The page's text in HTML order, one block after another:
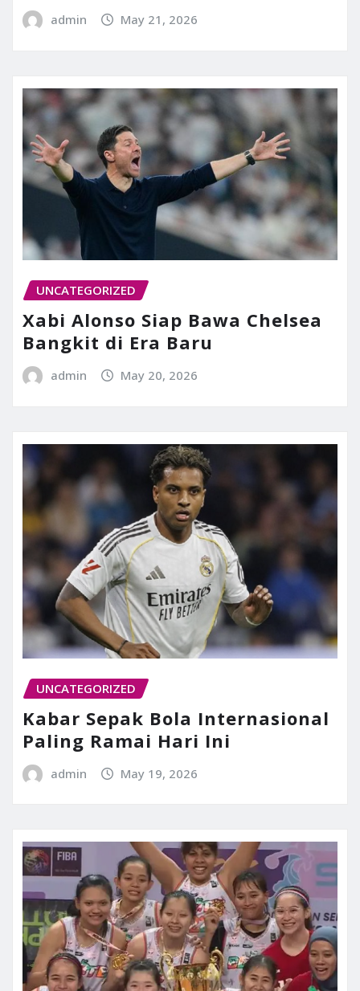
admin May 21, 2026
UNCATEGORIZED
Xabi Alonso Siap Bawa Chelsea
Bangkit di Era Baru
admin May 20, 2026
UNCATEGORIZED
Kabar Sepak Bola Internasional
Paling Ramai Hari Ini
admin May 19, 2026